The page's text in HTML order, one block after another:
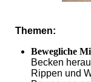
Themen:
Bewegliche
Becken
Rippen und